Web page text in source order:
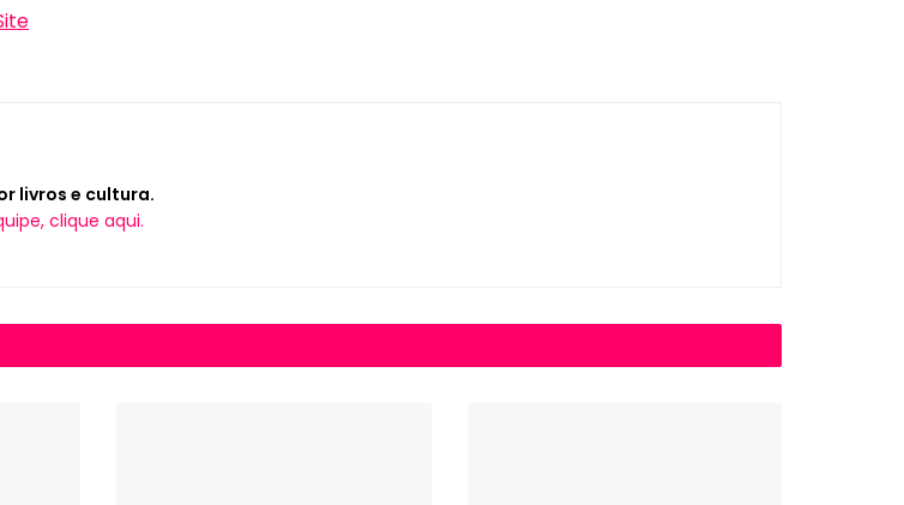
livros e cultura.
clique aqui.